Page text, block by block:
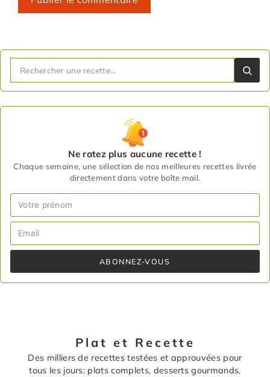
Ne ratez plus aucune recette !
Chaque semaine, une sélection de nos meilleures recettes livrée
directement dans votre boîte mail.
ABONNEZ-VOUS
Plat et Recette
Des milliers de recettes testées et approuvées pour
tous les jours: plats complets, desserts gourmands,